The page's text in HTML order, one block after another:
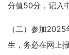
分值50分，记入
（二）参加
生，务必在网上